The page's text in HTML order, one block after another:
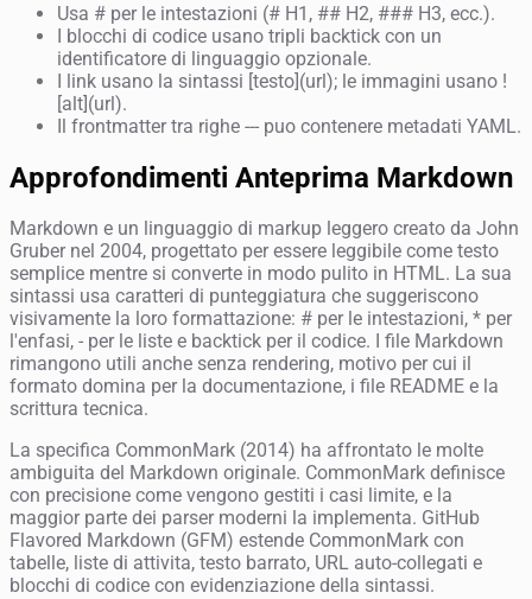
Usa # per le intestazioni (# H1, ## H2, ### H3, ecc.).
I blocchi di codice usano tripli backtick con un
identificatore di linguaggio opzionale.
I link usano la sintassi [testo](url); le immagini usano !
[alt](url).
Il frontmatter tra righe --- puo contenere metadati YAML.
Approfondimenti Anteprima Markdown
Markdown e un linguaggio di markup leggero creato da John
Gruber nel 2004, progettato per essere leggibile come testo
semplice mentre si converte in modo pulito in HTML. La sua
sintassi usa caratteri di punteggiatura che suggeriscono
visivamente la loro formattazione: # per le intestazioni, * per
l'enfasi, - per le liste e backtick per il codice. I file Markdown
rimangono utili anche senza rendering, motivo per cui il
formato domina per la documentazione, i file README e la
scrittura tecnica.
La specifica CommonMark (2014) ha affrontato le molte
ambiguita del Markdown originale. CommonMark definisce
con precisione come vengono gestiti i casi limite, e la
maggior parte dei parser moderni la implementa. GitHub
Flavored Markdown (GFM) estende CommonMark con
tabelle, liste di attivita, testo barrato, URL auto-collegati e
blocchi di codice con evidenziazione della sintassi.